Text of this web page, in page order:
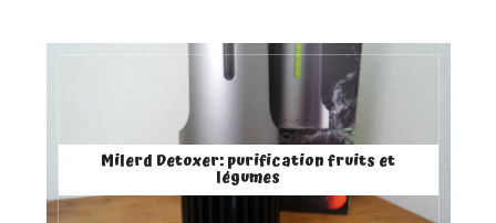
Milerd Detoxer: purification fruits et
légumes